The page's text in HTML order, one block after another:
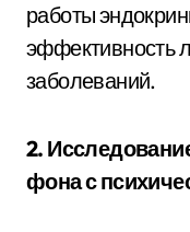
работы
эффективность
заболеваний.
2.
фона с